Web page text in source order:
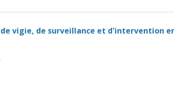
vigie, de surveillance et d'intervention